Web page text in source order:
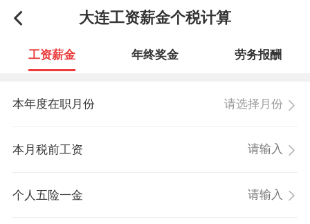
大连工资薪金个税计算
工资薪金 年终奖金 劳务报酬
本年度在职月份 请选择月份
本月税前工资
个人五险一金